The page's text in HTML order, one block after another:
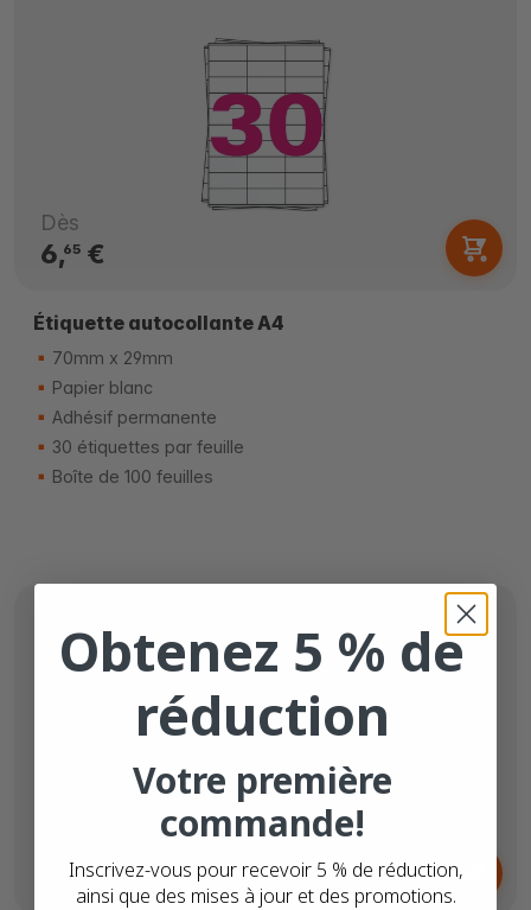
Dès
6,65€
Étiquette autocollante A4
70mm x 29mm
Papier blanc
Adhésif permanente
30 étiquettes par feuille
Boîte de 100 feuilles
65 €
Obtenez 5 % de
réduction
Votre première
commande!
Inscrivez-vous pour recevoir 5 % de réduction,
ainsi que des mises à jour et des promotions.